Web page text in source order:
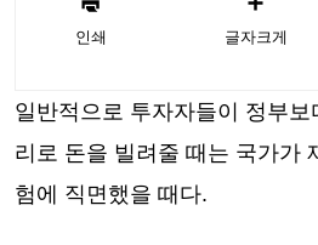
인쇄 글자크게
일반적으로 투자자들이 정부
리로 돈을 빌려줄 때는 국가가
험에 직면했을 때다.